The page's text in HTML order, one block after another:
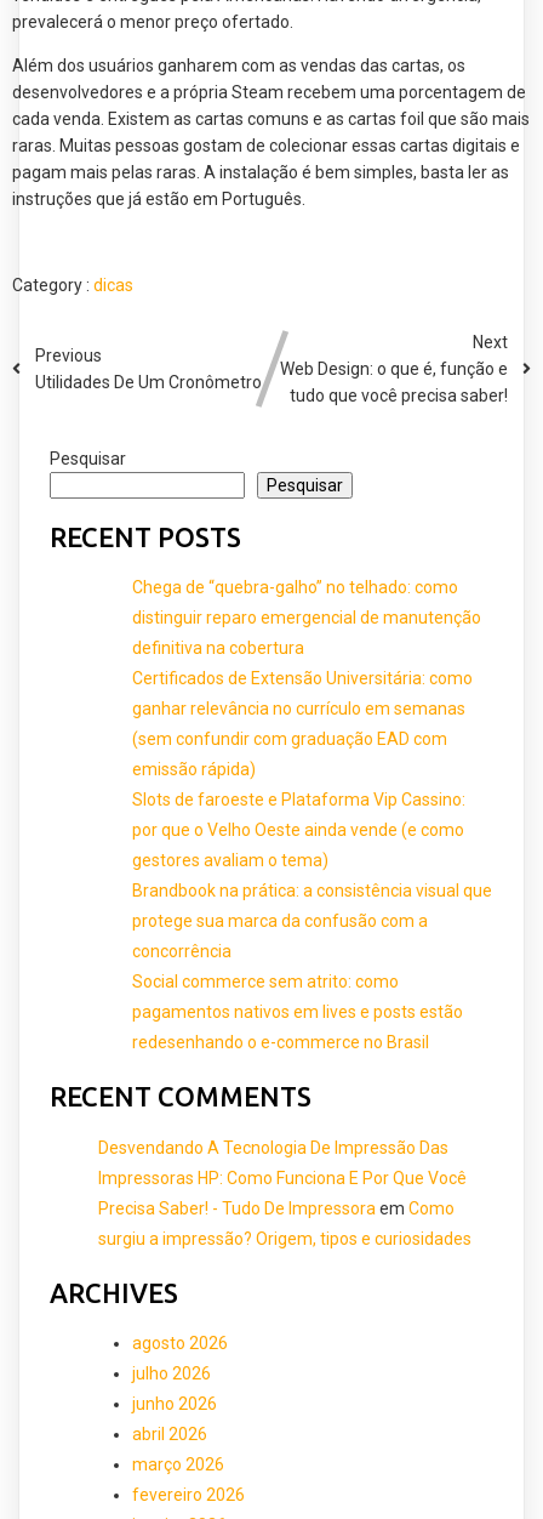
prevalecerá o menor preço ofertado.
Além dos usuários ganharem com as vendas das cartas, os
desenvolvedores e a própria Steam recebem uma porcentagem de
cada venda. Existem as cartas comuns e as cartas foil que são mais
raras. Muitas pessoas gostam de colecionar essas cartas digitais e
pagam mais pelas raras. A instalação é bem simples, basta ler as
instruções que já estão em Português.
Category : dicas
Previous
Utilidades De Um Cronômetro
Next
Web Design: o que é, função e
tudo que você precisa saber!
Pesquisar
Pesquisar
RECENT POSTS
Chega de “quebra-galho” no telhado: como
distinguir reparo emergencial de manutenção
definitiva na cobertura
Certificados de Extensão Universitária: como
ganhar relevância no currículo em semanas
(sem confundir com graduação EAD com
emissão rápida)
Slots de faroeste e Plataforma Vip Cassino:
por que o Velho Oeste ainda vende (e como
gestores avaliam o tema)
Brandbook na prática: a consistência visual que
protege sua marca da confusão com a
concorrência
Social commerce sem atrito: como
pagamentos nativos em lives e posts estão
redesenhando o e-commerce no Brasil
RECENT COMMENTS
Desvendando A Tecnologia De Impressão Das
Impressoras HP: Como Funciona E Por Que Você
Precisa Saber! - Tudo De Impressora em Como
surgiu a impressão? Origem, tipos e curiosidades
ARCHIVES
agosto 2026
julho 2026
junho 2026
abril 2026
março 2026
fevereiro 2026